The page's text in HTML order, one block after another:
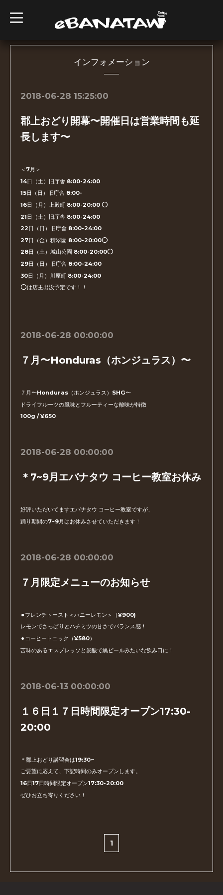
t
o
l
インフォメーション
2018-06-28 15:25:00
郡上おどり開幕〜開催日は営業時間も延
長します〜
＜7月＞
14日（土）旧庁舎 8:00-24:00
15日（日）旧庁舎 8:00-
16日（月）上殿町 8:00-20:00 ⭕️
21日（土）旧庁舎 8:00-24:00
22日（日）旧庁舎 8:00-24:00
27日（金）積翠園 8:00-20:00⭕️
28日（土）城山公園 8:00-20:00⭕️
29日（日）旧庁舎 8:00-24:00
30日（月）川原町 8:00-24:00
⭕️は店主出没予定です！！
2018-06-28 00:00:00
７月〜Honduras（ホンジュラス）〜
７月〜Honduras（ホンジュラス）SHG〜
ドライフルーツの風味とフルーティーな酸味が特徴
100g / ¥650
2018-06-28 00:00:00
＊7~9月エバナタウ コーヒー教室お休み
好評いただいてますエバナタウ コーヒー教室ですが、
踊り期間の7~9月はお休みさせていただきます！
2018-06-28 00:00:00
７月限定メニューのお知らせ
⚫︎フレンチトースト＜ハニーレモン＞（¥900)
レモンでさっぱりとハチミツの甘さでバランス感！
⚫︎コーヒートニック（¥580）
苦味のあるエスプレッソと炭酸で黒ビールみたいな飲み口に！
2018-06-13 00:00:00
１６日１７日時間限定オープン17:30-
20:00
＊郡上おどり講習会は19:30~
ご要望に応えて、下記時間のみオープンします。
16日17日時間限定オープン17:30-20:00
ぜひお立ち寄りください！
1